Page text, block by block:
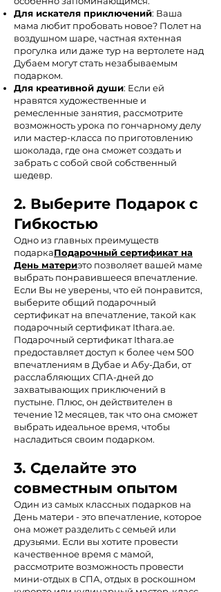
Для искателя приключений: Ваша
мама любит пробовать новое? Полет на
воздушном шаре, частная яхтенная
прогулка или даже тур на вертолете над
Дубаем могут стать незабываемым
подарком.
Для креативной души: Если ей
нравятся художественные и
ремесленные занятия, рассмотрите
возможность урока по гончарному делу
или мастер-класса по приготовлению
шоколада, где она сможет создать и
забрать с собой свой собственный
шедевр.
2. Выберите Подарок с
Гибкостью
Одно из главных преимуществ
подаркаПодарочный сертификат на
День материэто позволяет вашей маме
выбрать понравившееся впечатление.
Если Вы не уверены, что ей понравится,
выберите общий подарочный
сертификат на впечатление, такой как
подарочный сертификат Ithara.ae.
Подарочный сертификат Ithara.ae
предоставляет доступ к более чем 500
впечатлениям в Дубае и Абу-Даби, от
расслабляющих СПА-дней до
захватывающих приключений в
пустыне. Плюс, он действителен в
течение 12 месяцев, так что она сможет
выбрать идеальное время, чтобы
насладиться своим подарком.
3. Сделайте это
совместным опытом
Один из самых классных подарков на
День матери - это впечатление, которое
она может разделить с семьей или
друзьями. Если вы хотите провести
качественное время с мамой,
рассмотрите возможность провести
мини-отдых в СПА, отдых в роскошном